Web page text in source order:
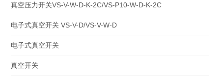
真空压力开关VS-V-W-D-K-2C/VS-P10-W-D-K-2C
电子式真空开关 VS-V-D/VS-V-W-D
电子式真空开关
真空开关